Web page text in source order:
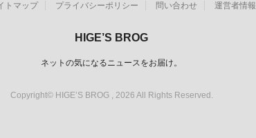
トマップ プライバシーポリシー 問い合わせ 運営者情報
HIGE’S BROG
ネットの気になるニュースをお届け。
Copyright© HIGE’S BROG , 2026 All Rights Reserved.